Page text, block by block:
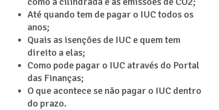
Até quando tem de pagar o IUC todos os
anos;
Quais as isenções de IUC e quem tem
direito a elas;
Como pode pagar o IUC através do Portal
das Finanças;
O que acontece se não pagar o IUC dentro
do prazo.